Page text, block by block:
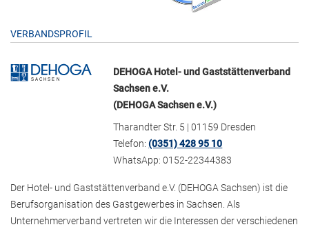
VERBANDSPROFIL
DEHOGA Hotel- und Gaststättenverband
Sachsen e.V.
(DEHOGA Sachsen e.V.)
Tharandter Str. 5 | 01159 Dresden
Telefon:(0351) 428 95 10
WhatsApp: 0152-22344383
Der Hotel- und Gaststättenverband e.V. (DEHOGA Sachsen) ist die
Berufsorganisation des Gastgewerbes in Sachsen. Als
Unternehmerverband vertreten wir die Interessen der verschiedenen